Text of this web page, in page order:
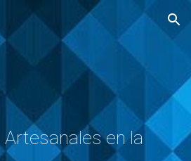
Skip to navigation
en la